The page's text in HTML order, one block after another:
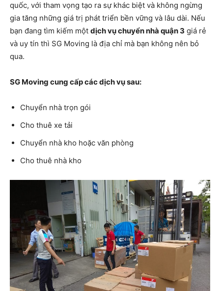
quốc, với tham vọng tạo ra sự khác biệt và không ngừng
gia tăng những giá trị phát triển bền vững và lâu dài. Nếu
bạn đang tìm kiếm một dịch vụ chuyển nhà quận 3 giá rẻ
và uy tín thì SG Moving là địa chỉ mà bạn không nên bỏ
qua.
SG Moving cung cấp các dịch vụ sau:
Chuyển nhà trọn gói
Cho thuê xe tải
Chuyển nhà kho hoặc văn phòng
Cho thuê nhà kho